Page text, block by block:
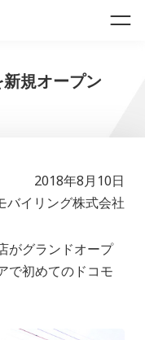
規オープン
2018年8月10日
バイリング株式会社
がグランドオープ
で初めてのドコモ